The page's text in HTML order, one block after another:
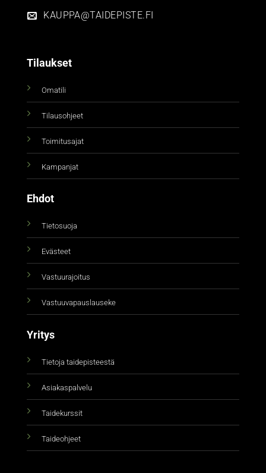
KAUPPA@TAIDEPISTE.FI
Tilaukset
Omatili
Tilausohjeet
Toimitusajat
Kampanjat
Ehdot
Tietosuoja
Evästeet
Vastuurajoitus
Vastuuvapauslauseke
Yritys
Tietoja taidepisteestä
Asiakaspalvelu
Taidekurssit
Taideohjeet